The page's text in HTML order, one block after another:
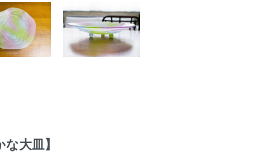
大皿】